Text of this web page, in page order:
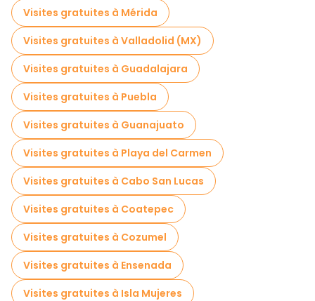
Visites gratuites à Mérida
Visites gratuites à Valladolid (MX)
Visites gratuites à Guadalajara
Visites gratuites à Puebla
Visites gratuites à Guanajuato
Visites gratuites à Playa del Carmen
Visites gratuites à Cabo San Lucas
Visites gratuites à Coatepec
Visites gratuites à Cozumel
Visites gratuites à Ensenada
Visites gratuites à Isla Mujeres